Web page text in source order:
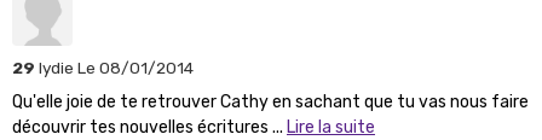
29 lydie Le 08/01/2014
Qu'elle joie de te retrouver Cathy en sachant que tu vas nous faire
découvrir tes nouvelles écritures ... Lire la suite